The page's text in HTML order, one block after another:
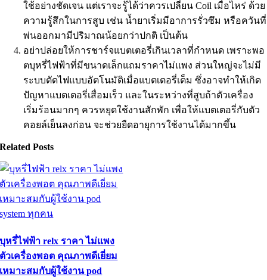
ใช้อย่างชัดเจน แต่เราจะรู้ได้ว่าควรเปลี่ยน Coil เมื่อไหร่ ด้วย
ความรู้สึกในการสูบ เช่น น้ำยาเริ่มมีอาการรั่วซึม หรือควันที่
พ่นออกมามีปริมาณน้อยกว่าปกติ เป็นต้น
อย่าปล่อยให้การชาร์จแบตเตอรี่เกินเวลาที่กำหนด เพราะพอ
ตบุหรี่ไฟฟ้าที่มีขนาดเล็กแถมราคาไม่แพง ส่วนใหญ่จะไม่มี
ระบบตัดไฟแบบอัตโนมัติเมื่อแบตเตอรี่เต็ม ซึ่งอาจทำให้เกิด
ปัญหาแบตเตอรี่เสื่อมเร็ว และในระหว่างที่สูบถ้าตัวเครื่อง
เริ่มร้อนมากๆ ควรหยุดใช้งานสักพัก เพื่อให้แบตเตอรี่กับตัว
คอยล์เย็นลงก่อน จะช่วยยืดอายุการใช้งานได้มากขึ้น
Related Posts
บุหรี่ไฟฟ้า relx ราคา ไม่แพง
ตัวเครื่องพอต คุณภาพดีเยี่ยม
เหมาะสมกับผู้ใช้งาน pod